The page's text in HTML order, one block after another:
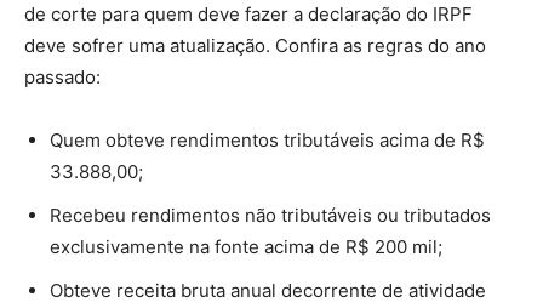
de corte para quem deve fazer a declaração do IRPF
deve sofrer uma atualização. Confira as regras do ano
passado:
Quem obteve rendimentos tributáveis acima de R$
33.888,00;
Recebeu rendimentos não tributáveis ou tributados
exclusivamente na fonte acima de R$ 200 mil;
Obteve receita bruta anual decorrente de atividade